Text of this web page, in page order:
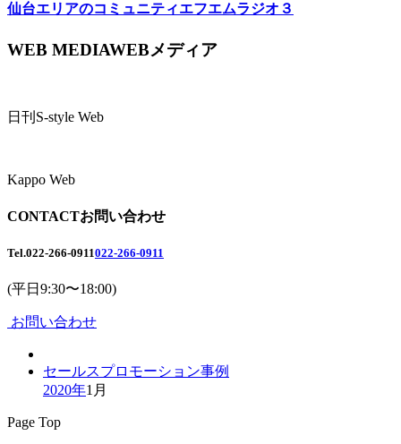
仙台エリアのコミュニティエフエムラジオ３
WEB MEDIAWEBメディア
日刊S-style Web
Kappo Web
CONTACTお問い合わせ
Tel.022-266-0911022-266-0911
(平日9:30〜18:00)
お問い合わせ
セールスプロモーション事例
2020年1月
Page Top